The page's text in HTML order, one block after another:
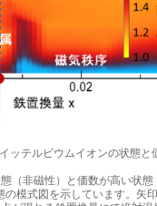
ッテルビウムイオンの状態と
（非磁性）と価数が高い状
模式図を示しています。矢